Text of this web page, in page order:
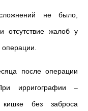
не было,
отсутствие жалоб у
после операции
ирригографии –
без заброса